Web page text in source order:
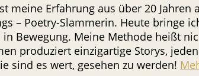
meine Erfahrung aus über 20 Jahren
– Poetry-Slammerin. Heute bringe
Bewegung. Meine Methode heißt
produziert einzigartige Storys,
sind es wert, gesehen zu werden!